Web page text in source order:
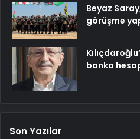
Beyaz
görüşme
banka
Son Yazılar